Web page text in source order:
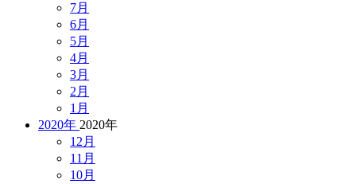
7月
6月
5月
4月
3月
2月
1月
2020年 2020年
12月
11月
10月